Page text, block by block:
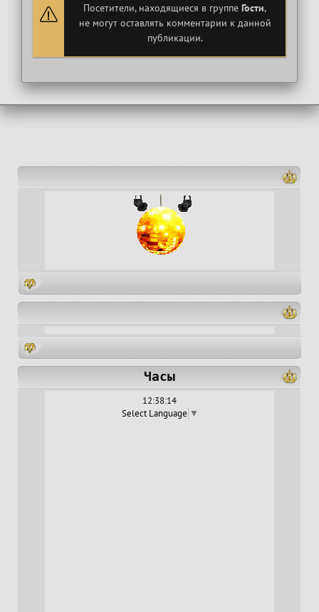
Посетители, находящиеся в группе Гости,
не могут оставлять комментарии к данной
публикации.
Часы
12:38:15
Select Language ▼